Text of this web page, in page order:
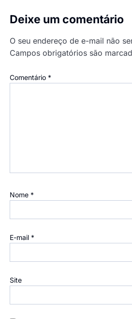
Deixe um comentário
O seu endereço de e-mail não
Campos obrigatórios são
Comentário *
Nome *
E-mail *
Site